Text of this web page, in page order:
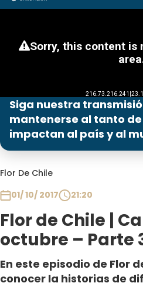
Siga nuestra
mantenerse al tanto de
impactan al país y al
Flor De Chile
01/ 10/ 2017
21:20
Flor de Chile |
octubre – Parte
En este episodio de Flor
conocer la historias de
Programas
Club De La Comedia
Contigo en Directo
Plan Perfecto
El Tiempo
Sabingo
Todos Los Programas